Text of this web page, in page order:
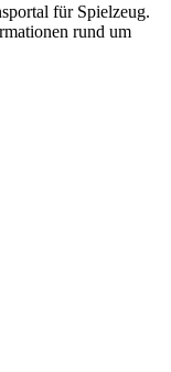
für Spielzeug.
rund um